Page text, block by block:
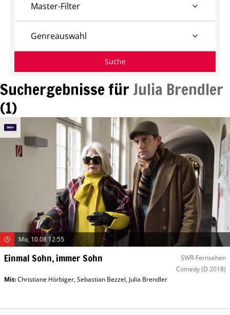
Suchergebnisse für Julia Brendler
(1)
Mo, 10.08 12:55
Einmal Sohn, immer Sohn
SWR-Fernsehen
Comedy(D 2018)
Mit:Christiane Hörbiger,Sebastian Bezzel, Julia Brendler
Master-Filter
Genreauswahl
Suche